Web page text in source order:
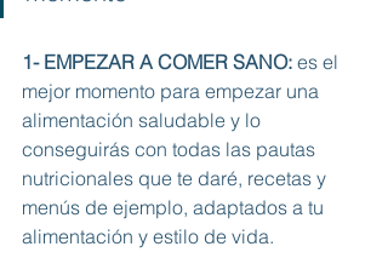
1- EMPEZAR A COMER SANO: es el
mejor momento para empezar una
alimentación saludable y lo
conseguirás con todas las pautas
nutricionales que te daré, recetas y
menús de ejemplo, adaptados a tu
alimentación y estilo de vida.